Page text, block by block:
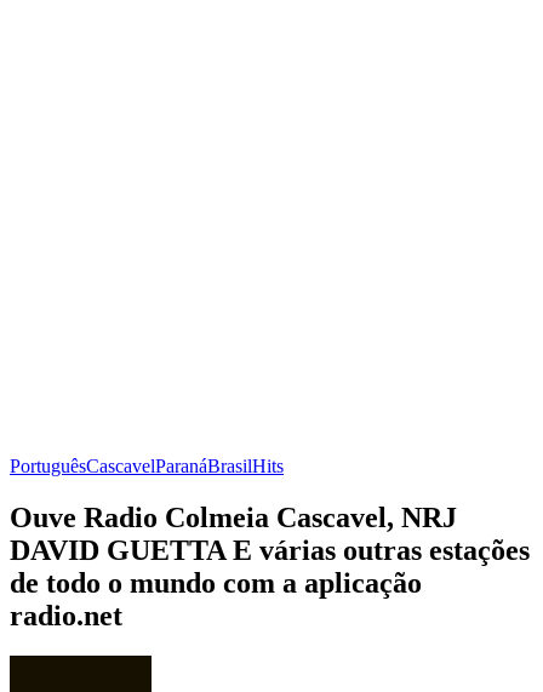
PortuguêsCascavelParanáBrasilHits
Ouve Radio Colmeia Cascavel, NRJ
DAVID GUETTA E várias outras estações
de todo o mundo com a aplicação
radio.net